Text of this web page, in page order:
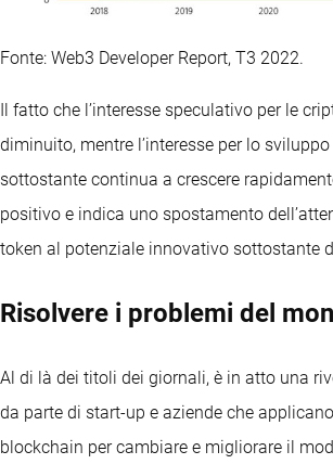
Fonte: Web3 Developer Report, T3 2022.
Il fatto che l’interesse speculativo per le
diminuito, mentre l’interesse per lo
sottostante continua a crescere
positivo e indica uno spostamento
token al potenziale innovativo sottostante
Risolvere i problemi del
Al di là dei titoli dei giornali, è in atto una
da parte di start-up e aziende che
blockchain per cambiare e migliorare il